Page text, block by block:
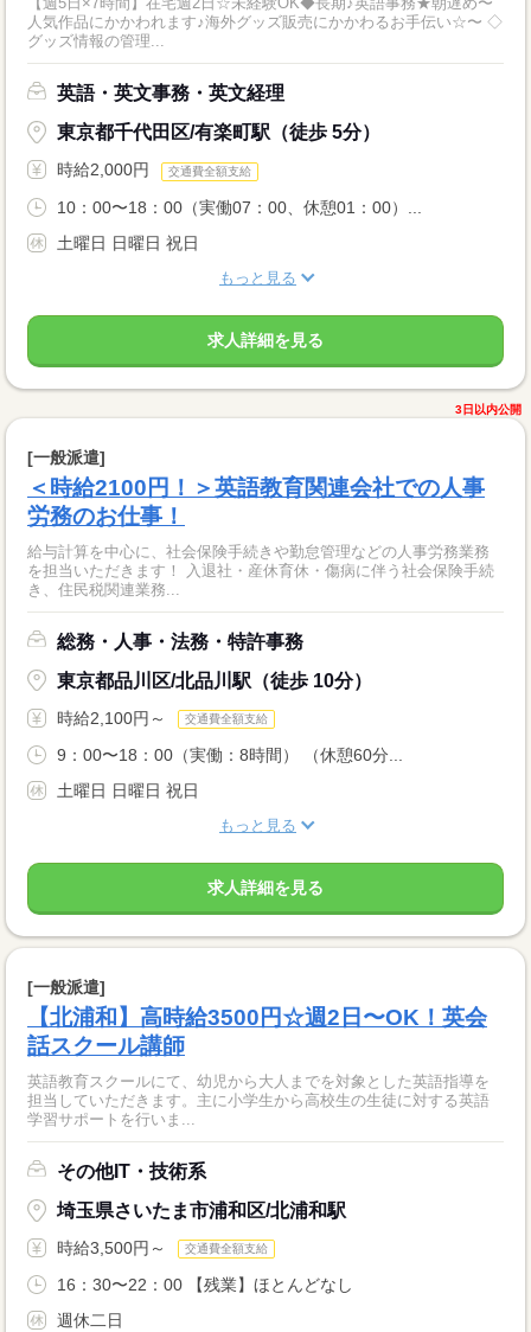
人気作品にかかわれます♪海外グッズ販売にかかわるお手伝い☆〜 ◇
グッズ情報の管理...
英語・英文事務・英文経理
東京都千代田区/有楽町駅（徒歩 5分）
時給2,000円 交通費全額支給
10：00〜18：00（実働07：00、休憩01：00）...
土曜日 日曜日 祝日
もっと見る
求人詳細を見る
3日以内公開
[一般派遣]
＜時給2100円！＞英語教育関連会社での人事
労務のお仕事！
給与計算を中心に、社会保険手続きや勤怠管理などの人事労務業務
を担当いただきます！ 入退社・産休育休・傷病に伴う社会保険手続
き、住民税関連業務...
総務・人事・法務・特許事務
東京都品川区/北品川駅（徒歩 10分）
時給2,100円～ 交通費全額支給
9：00〜18：00（実働：8時間） （休憩60分...
土曜日 日曜日 祝日
もっと見る
求人詳細を見る
[一般派遣]
【北浦和】高時給3500円☆週2日〜OK！英会
話スクール講師
英語教育スクールにて、幼児から大人までを対象とした英語指導を
担当していただきます。主に小学生から高校生の生徒に対する英語
学習サポートを行いま...
その他IT・技術系
埼玉県さいたま市浦和区/北浦和駅
時給3,500円～ 交通費全額支給
16：30〜22：00 【残業】ほとんどなし
週休二日